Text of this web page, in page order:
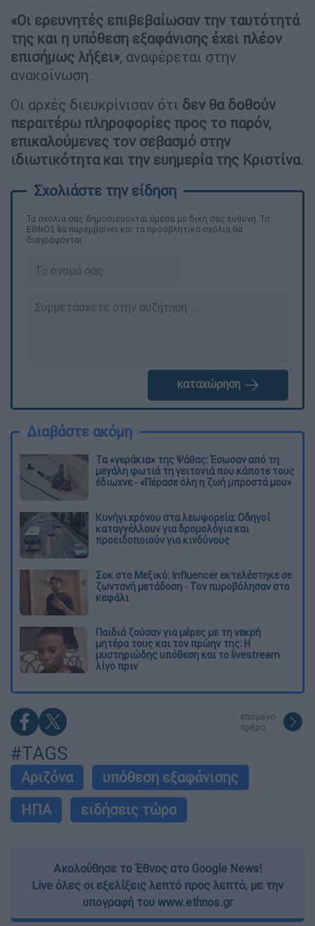
«Οι ερευνητές επιβεβαίωσαν την ταυτότητά
της και η υπόθεση εξαφάνισης έχει πλέον
επισήμως λήξει», αναφέρεται στην
ανακοίνωση.
Οι αρχές διευκρίνισαν ότι δεν θα δοθούν
περαιτέρω πληροφορίες προς το παρόν,
επικαλούμενες τον σεβασμό στην
ιδιωτικότητα και την ευημερία της Κριστίνα.
Τα σχολιά σας δημοσιεύονται άμεσα με δική σας ευθύνη. Το
ΕΘΝΟΣ θα παρεμβαίνει και τα προσβλητικά σχόλια θα
διαγράφονται
καταχώρηση
Διαβάστε ακόμη
Τα «γεράκια» της Ψάθας: Έσωσαν από τη
μεγάλη φωτιά τη γειτονιά που κάποτε τους
έδιωχνε - «Πέρασε όλη η ζωή μπροστά μου»
Κυνήγι χρόνου στα λεωφορεία: Οδηγοί
καταγγέλλουν για δρομολόγια και
προειδοποιούν για κινδύνους
Σοκ στο Μεξικό: Influencer εκτελέστηκε σε
ζωντανή μετάδοση - Τον πυροβόλησαν στο
κεφάλι
Παιδιά ζούσαν για μέρες με τη νεκρή
μητέρα τους και τον πρώην της: Η
μυστηριώδης υπόθεση και το livestream
λίγο πριν
επόμενο
άρθρο
#TAGS
Αριζόνα
υπόθεση εξαφάνισης
ΗΠΑ
ειδήσεις τώρα
Ακολούθησε το Έθνος στο Google News!
Live όλες οι εξελίξεις λεπτό προς λεπτό, με την
υπογραφή του www.ethnos.gr